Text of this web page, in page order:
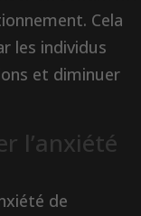
Cela
les individus
et diminuer
l’anxiété
de